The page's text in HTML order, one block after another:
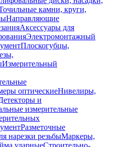
камни, круги,
Направляющие
Аксессуары для
Электромонтажный
Плоскогубцы,
Измерительный
оптическиеНивелиры,
и
измерительные
Разметочные
нарезки резьбыМаркеры,
ударныеСтроительно-